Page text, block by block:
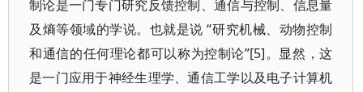
制论是一门专门研究反馈控制、通信与控制、信息量
及熵等领域的学说。也就是说 “研究机械、动物控制
和通信的任何理论都可以称为控制论”[5]。显然，这
是一门应用于神经生理学、通信工学以及电子计算机